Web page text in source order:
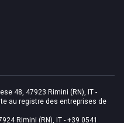
48, 47923 Rimini (RN), IT -
au registre des entreprises de
Rimini (RN), IT - +39 0541